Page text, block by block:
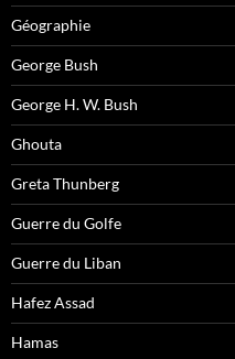
Géographie
George Bush
George H. W. Bush
Ghouta
Greta Thunberg
Guerre du Golfe
Guerre du Liban
Hafez Assad
Hamas